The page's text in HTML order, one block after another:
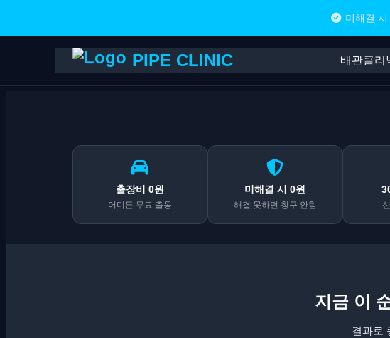
미해결 시
PIPE CLINIC 배관클리
출장비 0원
어디든 무료 출동
미해결 시 0원
해결 못하면 청구 안함
지금 이
결과로